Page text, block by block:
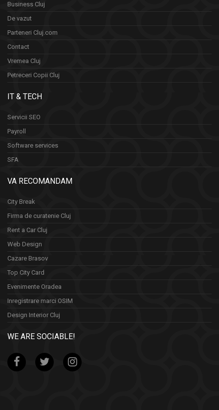
Business Cluj
De vazut
Parteneri Cluj.com
Contact
Vremea Cluj
Petreceri Copii Cluj
IT & TECH
Servicii SEO
Payroll
Software services
SFA
VA RECOMANDAM
City Break
Firma de curatenie Cluj
Rent a Car Cluj
Web Design
Cazare Brasov
Top City Card
Evenimente Oradea
Inregistrare marci OSIM
Design Interior Cluj
WE ARE SOCIABLE!